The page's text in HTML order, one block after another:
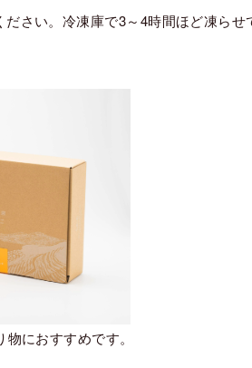
さい。冷凍庫で3～4時間ほど凍ら
におすすめです。